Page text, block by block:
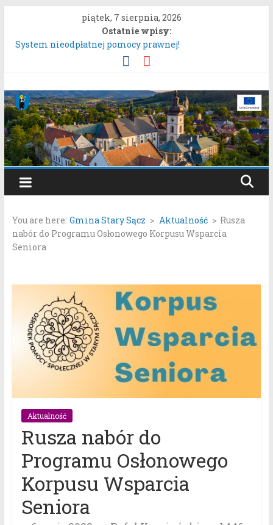
treści
piątek, 7 sierpnia, 2026
Ostatnie wpisy:
System nieodpłatnej pomocy prawnej!
Konsultacje społeczne dotyczące zmiany „Miejscowego
Konkurs „Moc Bukietów Matki Boskiej Zielnej”.
Rozpoczęcie konsultacji społecznych dotyczących:
projektu zmiany miejscowego planu zagospodarowania
przestrzennego „Miasto Stary Sącz – Plan Nr 1A”.
Gmina
Stary
Sącz
Portal
Gminy
Stary
Sącz
You are here: Gmina Stary Sącz > Aktualność > Rusza
nabór do Programu Osłonowego Korpusu Wsparcia
Seniora
Aktualność
Rusza nabór do
Programu Osłonowego
Korpusu Wsparcia
Seniora